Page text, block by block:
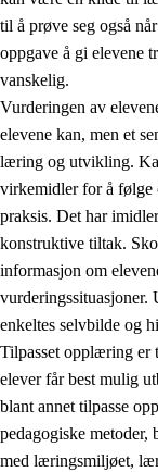
til å prøve seg også
oppgave å gi elevene
vanskelig.
Vurderingen av
elevene kan, men et
læring og utvikling.
virkemidler for å følge
praksis. Det har
konstruktive tiltak.
informasjon om
vurderingssituasjoner.
enkeltes selvbilde og
Tilpasset opplæring er
elever får best mulig
blant annet tilpasse
pedagogiske
med læringsmiljøet,